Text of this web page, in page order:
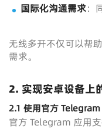
国际化沟通需求：
无线多开不仅可以帮
需求。
2. 实现安卓设备上
2.1 使用官方 Telegram
官方 Telegram 应用